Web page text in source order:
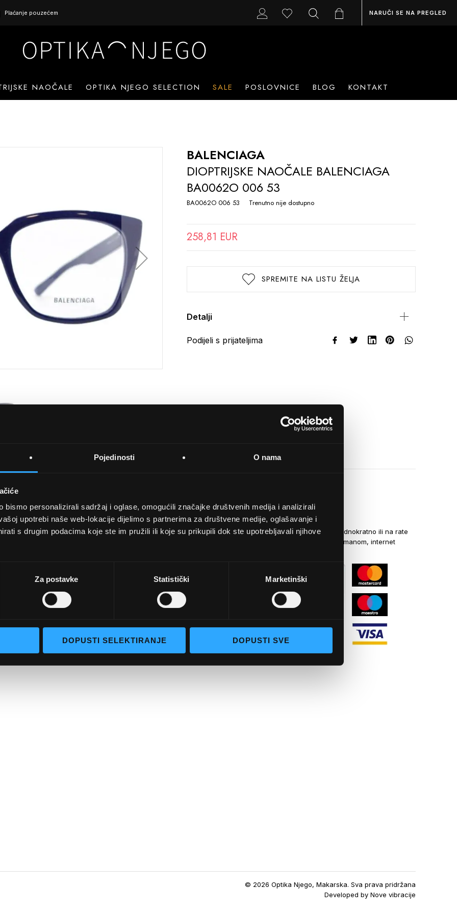
Pojedinosti O nama
bismo personalizirali sadržaj i oglase, omogućili značajke društvenih medija i analizirali
upotrebi naše web-lokacije dijelimo s partnerima za društvene medije, oglašavanje i
s drugim podacima koje ste im pružili ili koje su prikupili dok ste upotrebljavali njihove
Za postavke Statistički Marketinški
DOPUSTI SELEKTIRANJE DOPUSTI SVE
Plaćanje pouzećem NARUČI SE NA PREGLED
NAOČALE OPTIKA NJEGO SELECTION SALE POSLOVNICE BLOG KONTAKT
BALENCIAGA
DIOPTRIJSKE NAOČALE BALENCIAGA
BA0062O 006 53
BA0062O 006 53 Trenutno nije dostupno
258,81 EUR
SPREMITE NA LISTU ŽELJA
Detalji
Podijeli s prijateljima
selection
UVJETI KUPNJE
Opći uvjeti poslovanja
Napredno pretraživanje
Narudžbe i povrati
NAČINI PLAĆANJA
Kreditnim karticama jednokratno ili na rate
općom uplatnicom, virmanom, internet
© 2026 Optika Njego, Makarska. Sva prava pridržana
Developed byNove vibracije